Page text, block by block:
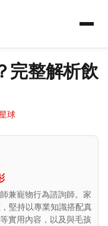
完整解析飲
球
兼寵物行為諮詢師。家
堅持以專業知識搭配真
實用內容，以及與毛孩